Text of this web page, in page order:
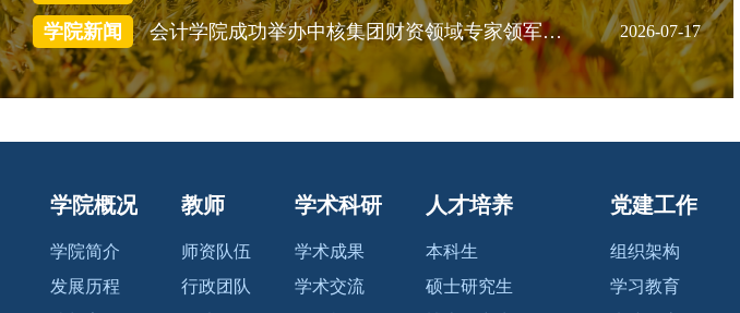
学院新闻 会计学院成功举办中核集团财资领域专家领军人才赋能提升培训班 2026-07-17
动——基于信
弈和大语言模
证据》
与深圳大学葛锐教
授、北京大学麻志
明教授、旧金山州
立大学阮露斐教授
O tax effects on corpo
ence from CEOs’ capi
tal gains taxes”发表于
会计学国际顶级期
ing Studies（RAS
登津教授与清华大
学经济管理学院陆
瑶教授合作完成的
学术论文《Boardroo
matic Risk of Firms》
度与公司系统性风
险）发表于管理学
国际顶级期刊Manag
第4期（https://doi.or
学院概况
学院简介
发展历程
教师
师资队伍
行政团队
学术科研
学术成果
学术交流
人才培养
本科生
硕士研究生
党建工作
组织架构
学习教育